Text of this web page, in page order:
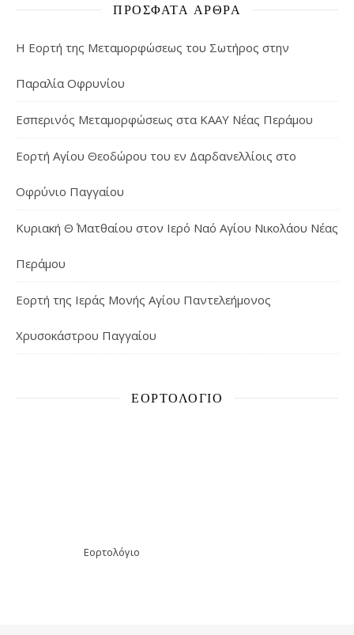
ΠΡΌΣΦΑΤΑ ΆΡΘΡΑ
Η Εορτή της Μεταμορφώσεως του Σωτήρος στην
Παραλία Οφρυνίου
Εσπερινός Μεταμορφώσεως στα ΚΑΑΥ Νέας Περάμου
Εορτή Αγίου Θεοδώρου του εν Δαρδανελλίοις στο
Οφρύνιο Παγγαίου
Κυριακή Θ΄ Ματθαίου στον Ιερό Ναό Αγίου Νικολάου Νέας
Περάμου
Εορτή της Ιεράς Μονής Αγίου Παντελεήμονος
Χρυσοκάστρου Παγγαίου
ΕΟΡΤΟΛΌΓΙΟ
Εορτολόγιο